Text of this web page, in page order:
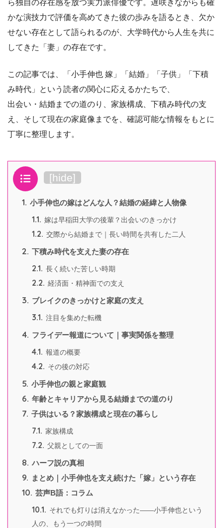
ら独自の存在感を放つ実力派俳優です。遅咲きながらも確
かな演技力で評価を高めてきた彼の歩みを語るとき、欠か
せない存在として語られるのが、大学時代から人生を共に
してきた「妻」の存在です。
この記事では、「小手伸也 嫁」「結婚」「子供」「下積
み時代」という読者の関心に応えるかたちで、
出会い・結婚までの道のり、家族構成、下積み時代の支
え、そして現在の家庭像までを、確認可能な情報をもとに
丁寧に整理します。
目次 [hide]
1. 小手伸也の嫁はどんな人？結婚の経緯と人物像
1.1. 嫁は早稲田大学の後輩？出会いのきっかけ
1.2. 交際から結婚まで｜長い時間を共有した二人
2. 下積み時代を支えた妻の存在
2.1. 長く続いた苦しい時期
2.2. 経済面・精神面での支え
3. ブレイクのきっかけと家庭の支え
3.1. 注目を集めた転機
4. フライデー報道について｜事実関係を整理
4.1. 報道の概要
4.2. その後の対応
5. 小手伸也の親と家庭観
6. 年齢とキャリアから見る結婚までの道のり
7. 子供はいる？家族構成と現在の暮らし
7.1. 家族構成
7.2. 父親としての一面
8. ハーフ説の真相
9. まとめ｜小手伸也を支え続けた「嫁」という存在
10. 芸声B語：コラム
10.1. それでも灯りは消えなかった――小手伸也という
人の、もう一つの時間